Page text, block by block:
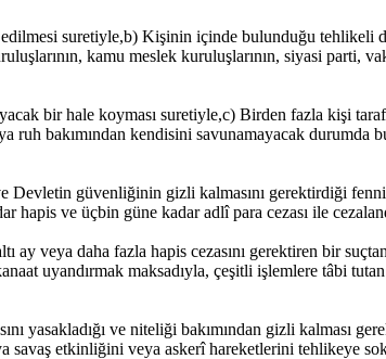
suretiyle,b) Kişinin içinde bulunduğu tehlikeli
kamu meslek kuruluşlarının, siyasi parti,
bir hale koyması suretiyle,c) Birden fazla kişi
bakımından kendisini savunamayacak durumda
güvenliğinin gizli kalmasını gerektirdiği
hapis ve üçbin güne kadar adlî para cezası ile
veya daha fazla hapis cezasını gerektiren bir
uyandırmak maksadıyla, çeşitli işlemlere tâbi
yasakladığı ve niteliği bakımından gizli kalması
savaş etkinliğini veya askerî hareketlerini tehlikeye